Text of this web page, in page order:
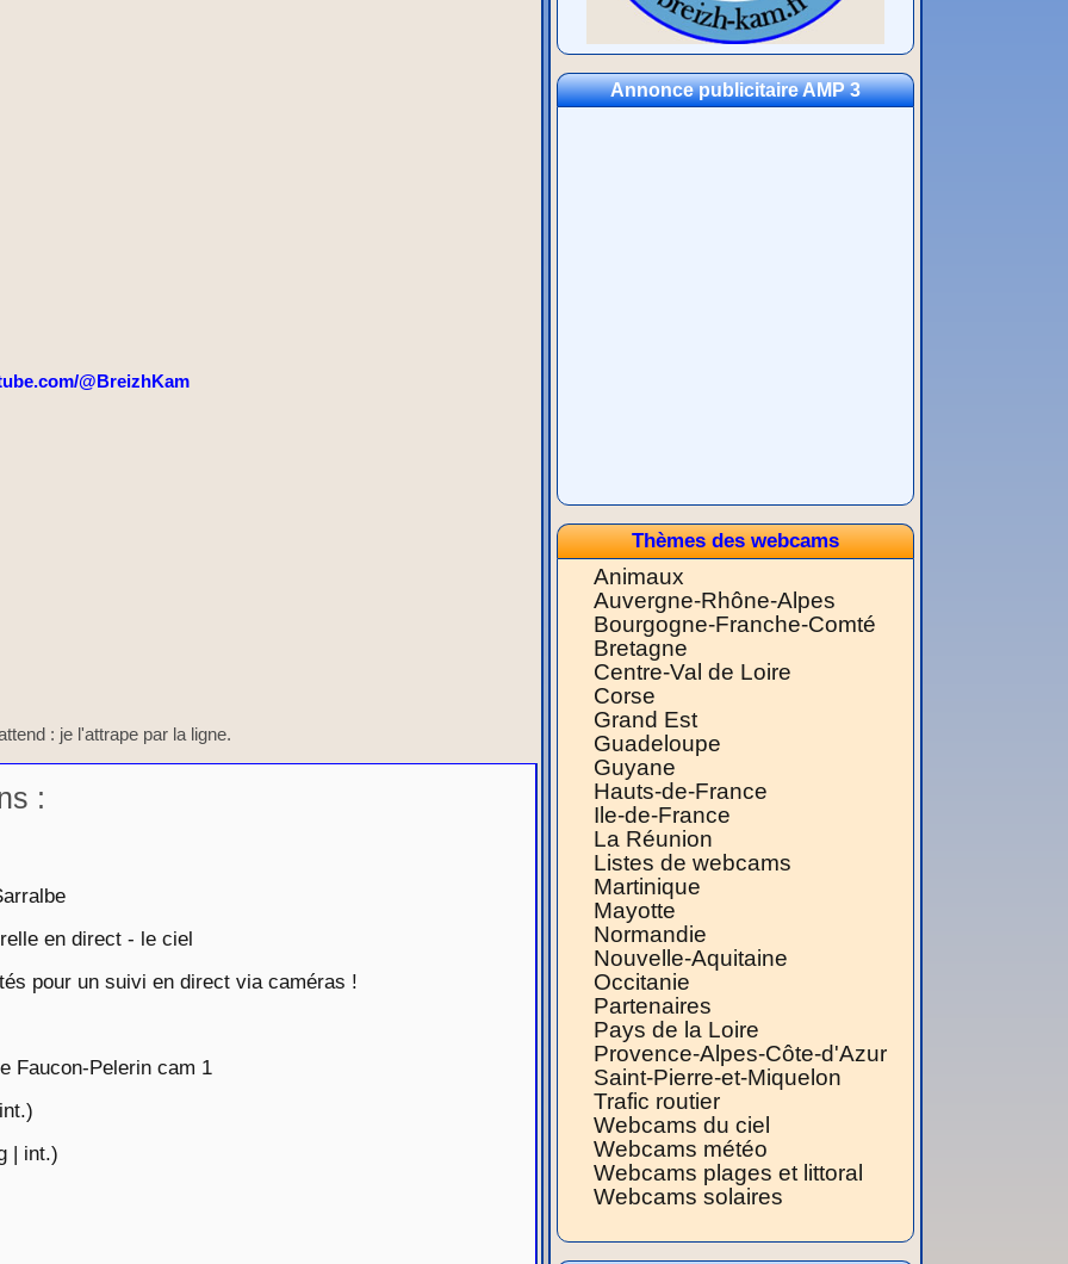
@BreizhKam
: je l'attrape par la ligne.
:
en direct - le ciel
pour un suivi en direct via caméras !
Faucon-Pelerin cam 1
| int.)
Annonce publicitaire AMP 3
Thèmes des webcams
Animaux
Auvergne-Rhône-Alpes
Bourgogne-Franche-Comté
Bretagne
Centre-Val de Loire
Corse
Grand Est
Guadeloupe
Guyane
Hauts-de-France
Ile-de-France
La Réunion
Listes de webcams
Martinique
Mayotte
Normandie
Nouvelle-Aquitaine
Occitanie
Partenaires
Pays de la Loire
Provence-Alpes-Côte-d'Azur
Saint-Pierre-et-Miquelon
Trafic routier
Webcams du ciel
Webcams météo
Webcams plages et littoral
Webcams solaires